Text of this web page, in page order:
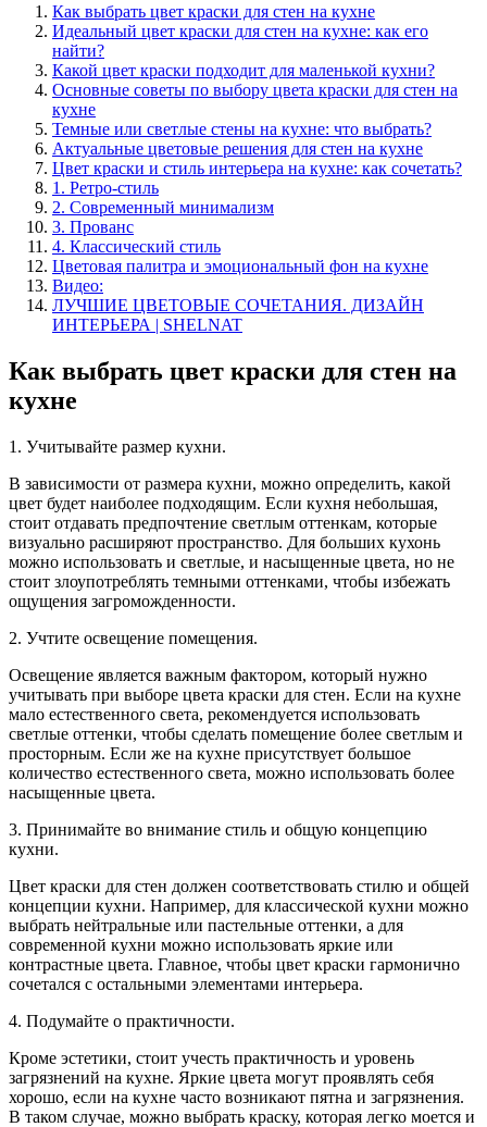
Как выбрать цвет краски для стен на кухне
Идеальный цвет краски для стен на кухне: как его
найти?
Какой цвет краски подходит для маленькой кухни?
Основные советы по выбору цвета краски для стен на
кухне
Темные или светлые стены на кухне: что выбрать?
Актуальные цветовые решения для стен на кухне
Цвет краски и стиль интерьера на кухне: как сочетать?
1. Ретро-стиль
2. Современный минимализм
3. Прованс
4. Классический стиль
Цветовая палитра и эмоциональный фон на кухне
Видео:
ЛУЧШИЕ ЦВЕТОВЫЕ СОЧЕТАНИЯ. ДИЗАЙН
ИНТЕРЬЕРА | SHELNAT
Как выбрать цвет краски для стен на
кухне
1. Учитывайте размер кухни.
В зависимости от размера кухни, можно определить, какой
цвет будет наиболее подходящим. Если кухня небольшая,
стоит отдавать предпочтение светлым оттенкам, которые
визуально расширяют пространство. Для больших кухонь
можно использовать и светлые, и насыщенные цвета, но не
стоит злоупотреблять темными оттенками, чтобы избежать
ощущения загроможденности.
2. Учтите освещение помещения.
Освещение является важным фактором, который нужно
учитывать при выборе цвета краски для стен. Если на кухне
мало естественного света, рекомендуется использовать
светлые оттенки, чтобы сделать помещение более светлым и
просторным. Если же на кухне присутствует большое
количество естественного света, можно использовать более
насыщенные цвета.
3. Принимайте во внимание стиль и общую концепцию
кухни.
Цвет краски для стен должен соответствовать стилю и общей
концепции кухни. Например, для классической кухни можно
выбрать нейтральные или пастельные оттенки, а для
современной кухни можно использовать яркие или
контрастные цвета. Главное, чтобы цвет краски гармонично
сочетался с остальными элементами интерьера.
4. Подумайте о практичности.
Кроме эстетики, стоит учесть практичность и уровень
загрязнений на кухне. Яркие цвета могут проявлять себя
хорошо, если на кухне часто возникают пятна и загрязнения.
В таком случае, можно выбрать краску, которая легко моется и